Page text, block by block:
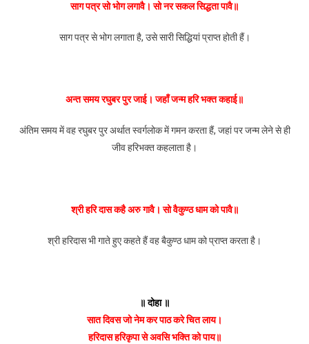
साग पत्र सो भोग लगावै। सो नर सकल सिद्धता पावै॥
साग पत्र से भोग लगाता है, उसे सारी सिद्धियां प्राप्त होती हैं।
अन्त समय रघुबर पुर जाई। जहाँ जन्म हरि भक्त कहाई॥
अंतिम समय में वह रघुबर पुर अर्थात स्वर्गलोक में गमन करता हैं, जहां पर जन्म लेने से ही
जीव हरिभक्त कहलाता है।
श्री हरि दास कहै अरु गावै। सो वैकुण्ठ धाम को पावै॥
श्री हरिदास भी गाते हुए कहते हैं वह बैकुण्ठ धाम को प्राप्त करता है।
॥ दोहा ॥
सात दिवस जो नेम कर पाठ करे चित लाय।
हरिदास हरिकृपा से अवसि भक्ति को पाय॥